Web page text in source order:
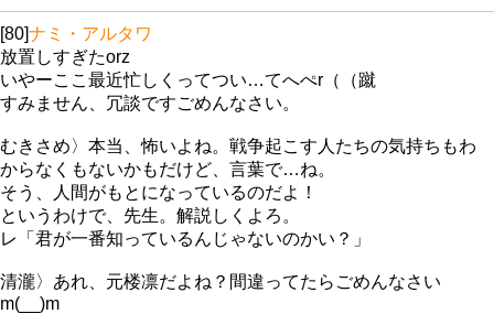
[80]ナミ・アルタワ
放置しすぎたorz
いやーここ最近忙しくってつい…てへぺr（（蹴
すみません、冗談ですごめんなさい。
むきさめ〉本当、怖いよね。戦争起こす人たちの気持ちもわ
からなくもないかもだけど、言葉で…ね。
そう、人間がもとになっているのだよ！
というわけで、先生。解説しくよろ。
レ「君が一番知っているんじゃないのかい？」
清瀧〉あれ、元楼凛だよね？間違ってたらごめんなさい
m(__)m